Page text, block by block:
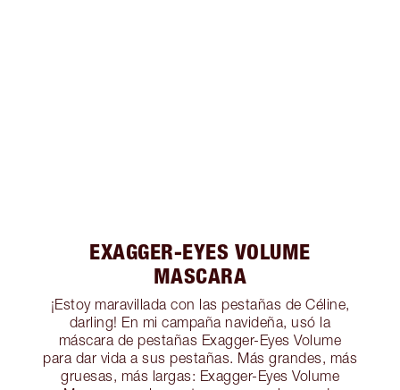
EXAGGER-EYES VOLUME
MASCARA
¡Estoy maravillada con las pestañas de Céline,
darling! En mi campaña navideña, usó la
máscara de pestañas Exagger-Eyes Volume
para dar vida a sus pestañas. Más grandes, más
gruesas, más largas: Exagger-Eyes Volume